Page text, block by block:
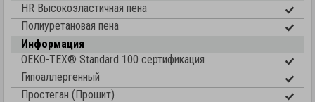
HR Высокоэластичная пена
Полиуретановая пена
Информация
OEKO-TEX® Standard 100 cертификация
Гипоаллергенный
Простеган (Прошит)